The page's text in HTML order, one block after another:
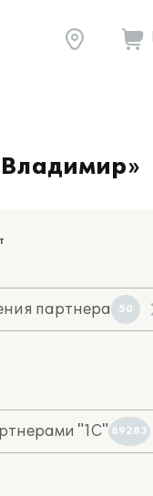
партнера 50
"1С" 89283